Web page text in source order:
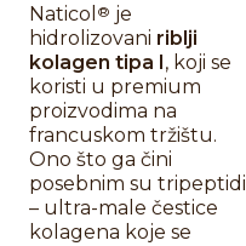
Naticol ® je
hidrolizovani riblji
kolagen tipa I, koji se
koristi u premium
proizvodima na
francuskom tržištu.
Ono što ga čini
posebnim su tripeptidi
– ultra-male čestice
kolagena koje se